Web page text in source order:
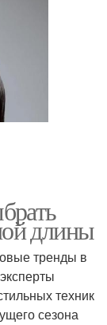
длины
тренды в
техник
сезона